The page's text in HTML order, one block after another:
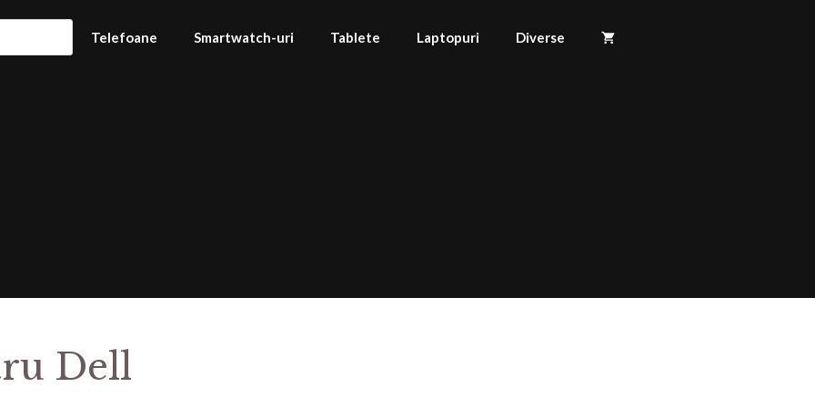
Telefoane Smartwatch-uri Tablete Laptopuri Diverse
Dell